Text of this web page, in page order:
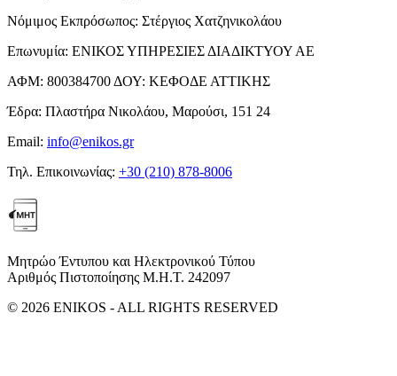
Νόμιμος Εκπρόσωπος: Στέργιος Χατζηνικολάου
Επωνυμία: ΕΝΙΚΟΣ ΥΠΗΡΕΣΙΕΣ ΔΙΑΔΙΚΤΥΟΥ ΑΕ
ΑΦΜ: 800384700 ΔΟΥ: ΚΕΦΟΔΕ ΑΤΤΙΚΗΣ
Έδρα: Πλαστήρα Νικολάου, Μαρούσι, 151 24
Email: info@enikos.gr
Τηλ. Επικοινωνίας: +30 (210) 878-8006
Μητρώο Έντυπου και Ηλεκτρονικού Τύπου
Αριθμός Πιστοποίησης Μ.Η.Τ. 242097
© 2026 ENIKOS - ALL RIGHTS RESERVED